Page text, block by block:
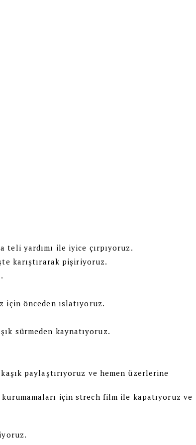
teli yardımı ile iyice çırpıyoruz.
karıştırarak pişiriyoruz.
için önceden ıslatıyoruz.
sürmeden kaynatıyoruz.
paylaştırıyoruz ve hemen üzerlerine
için strech film ile kapatıyoruz ve